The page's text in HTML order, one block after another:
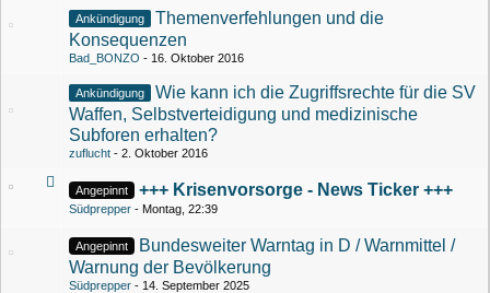
Ankündigung
Themenverfehlungen und die
Konsequenzen
Bad_BONZO 16. Oktober 2016
Ankündigung
Wie kann ich die Zugriffsrechte für die SV
Waffen, Selbstverteidigung und medizinische
Subforen erhalten?
zuflucht 2. Oktober 2016
Angepinnt +++ Krisenvorsorge - News Ticker +++
Südprepper Montag, 22:39
Angepinnt
Bundesweiter Warntag in D / Warnmittel /
Warnung der Bevölkerung
Südprepper 14. September 2025